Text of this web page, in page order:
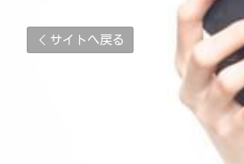
サイトへ戻る